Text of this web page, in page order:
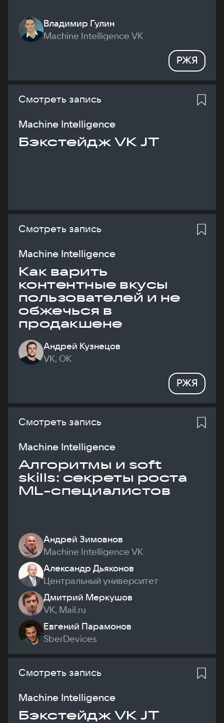
Владимир Гулин
Machine Intelligence VK
РЖЯ
Смотреть запись
Machine Intelligence
Бэкстейдж VK JT
Смотреть запись
Machine Intelligence
Как варить
контентные вкусы
пользователей и не
обжечься в
продакшене
Андрей Кузнецов
VK, ОК
РЖЯ
Смотреть запись
Machine Intelligence
Алгоритмы и soft
skills: секреты роста
ML-специалистов
Андрей Зимовнов
Machine Intelligence VK
Александр Дьяконов
Центральный университет
Дмитрий Меркушов
VK, Mail.ru
Евгений Парамонов
SberDevices
Смотреть запись
Machine Intelligence
Бэкстейдж VK JT